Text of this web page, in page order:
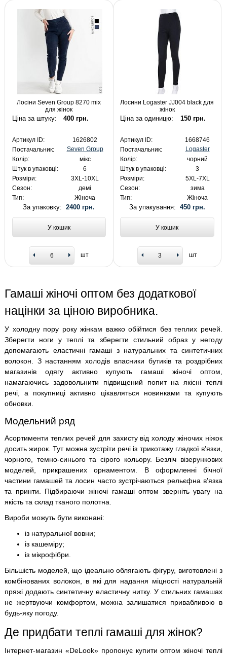
Лосіни Seven Group 8270 mix
для жінок
Ціна за штуку: 400 грн.
Артикул ID:
1626802
Постачальник:
Seven Group
Колір:
мікс
Штук в упаковці:
6
Розміри:
3XL-10XL
Сезон:
демі
Тип:
Жіноча
За упаковку:2400 грн.
У кошик
шт
Лосини Logaster JJ004 black для
жінок
Ціна за одиницю: 150 грн.
Артикул ID:
1668746
Постачальник:
Logaster
Колір:
чорний
Штук в упаковці:
3
Розміри:
5XL-7XL
Сезон:
зима
Тип:
Жіноча
За упакування: 450 грн.
У кошик
шт
Гамаші жіночі оптом без додаткової
націнки за ціною виробника.
У холодну пору року жінкам важко обійтися без теплих речей.
Зберегти ноги у теплі та зберегти стильний образ у негоду
допомагають еластичні гамаші з натуральних та синтетичних
волокон. З настанням холодів власники бутиків та роздрібних
магазинів одягу активно купують гамаші жіночі оптом,
намагаючись задовольнити підвищений попит на якісні теплі
речі, а покупниці активно цікавляться новинками та купують
обновки.
Модельний ряд
Асортименти теплих речей для захисту від холоду жіночих ніжок
досить жирок. Тут можна зустріти речі із трикотажу гладкої в'язки,
чорного, темно-синього та сірого кольору. Безліч візерункових
моделей, прикрашених орнаментом. В оформленні бічної
частини гамашей та лосин часто зустрічаються рельєфна в'язка
та принти. Підбираючи жіночі гамаші оптом зверніть увагу на
якість та склад тканого полотна.
Вироби можуть бути виконані:
із натуральної вовни;
із кашеміру;
із мікрофібри.
Більшість моделей, що ідеально облягають фігуру, виготовлені з
комбінованих волокон, в які для надання міцності натуральній
пряжі додають синтетичну еластичну нитку. У стильних гамашах
не жертвуючи комфортом, можна залишатися привабливою в
будь-яку погоду.
Де придбати теплі гамаші для жінок?
Інтернет-магазин «DeLook» пропонує купити оптом жіночі теплі